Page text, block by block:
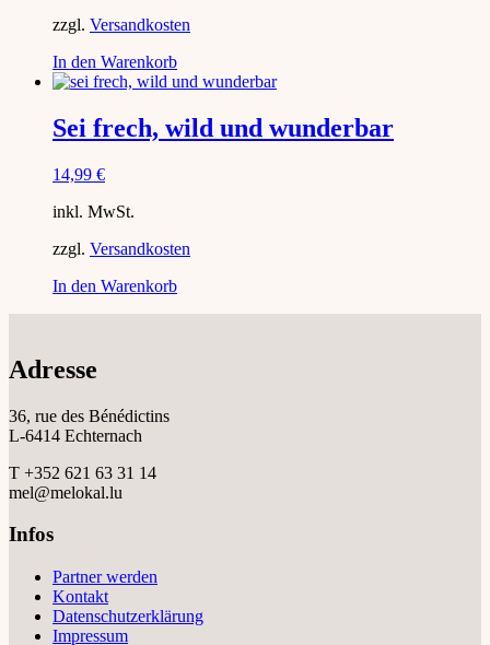
zzgl. Versandkosten
In den Warenkorb
Sei frech, wild und wunderbar
14,99 €
inkl. MwSt.
zzgl. Versandkosten
In den Warenkorb
Adresse
36, rue des Bénédictins
L-6414 Echternach
T +352 621 63 31 14
mel@melokal.lu
Infos
Partner werden
Kontakt
Datenschutzerklärung
Impressum